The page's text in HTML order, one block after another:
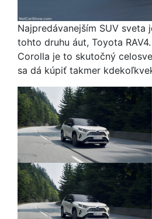
Najpredávanejším SUV
tohto druhu áut, Toyota
Corolla je to skutočný
sa dá kúpiť takmer